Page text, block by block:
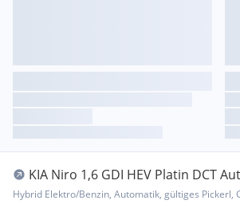
KIA Niro 1,6 GDI HEV Platin DCT
Hybrid Elektro/Benzin, Automatik, gültiges Pickerl,